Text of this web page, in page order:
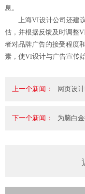
息。
上海VI设计公司还建议
估，并根据反馈及时调整
者对品牌广告的接受程度
素，使VI设计与广告宣传
上一个新闻： 网页设
下一个新闻： 为脑白